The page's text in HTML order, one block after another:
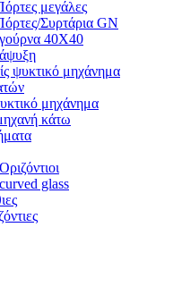
μεγάλες
Συρτάρια GN
40Χ40
ψυκτικό μηχάνημα
μηχάνημα
κάτω
glass